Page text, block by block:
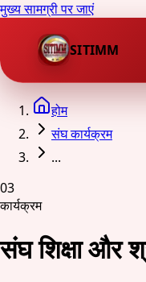
मुख्य सामग्री पर जाएं
SITIMM
होम
संघ कार्यक्रम
...
03
कार्यक्रम
संघ शिक्षा और